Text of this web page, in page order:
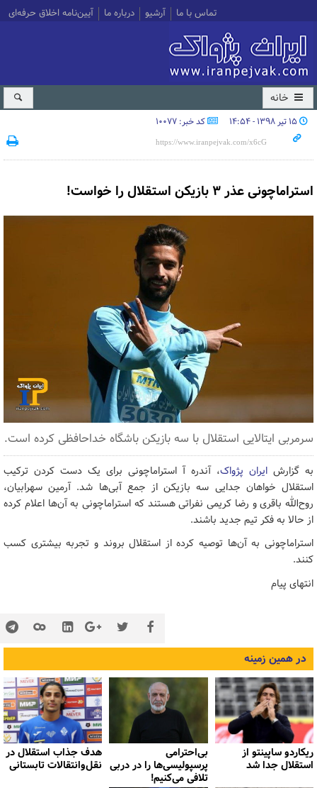
تماس با ما آرشیو درباره ما آیین‌نامه اخلاق حرفه‌ای
خانه
۱۵ تیر ۱۳۹۸ - ۱۴:۵۴ کد خبر: 10077
استراماچونی عذر ۳ بازیکن استقلال را خواست!
سرمربی ایتالایی استقلال با سه بازیکن باشگاه خداحافظی کرده است.
به گزارش ایران پژواک، آندره آ استراماچونی برای یک دست کردن ترکیب
استقلال خواهان جدایی سه بازیکن از جمع آبی‌ها شد. آرمین سهرابیان،
روح‌الله باقری و رضا کریمی نفراتی هستند که استراماچونی به آن‌ها اعلام کرده
از حالا به فکر تیم جدید باشند.
استراماچونی به آن‌ها توصیه کرده از استقلال بروند و تجربه بیشتری کسب
کنند.
انتهای پیام
در همین زمینه
ریکاردو ساپینتو از
استقلال جدا شد
بی‌احترامی
پرسپولیسی‌ها را در دربی
تلافی می‌کنیم!
هدف جذاب استقلال در
نقل‌وانتقالات تابستانی